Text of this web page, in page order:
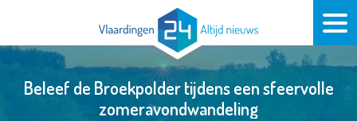
Beleef de Broekpolder tijdens een sfeervolle
zomeravondwandeling